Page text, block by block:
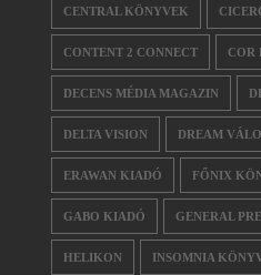
CENTRAL KÖNYVEK
CONTENT 2 CONNECT COR
DECENS MÉDIA MAGAZIN
DELTA VISION DREAM
ERAWAN KIADÓ FŐNIX
GABO KIADÓ GENERAL
HELIKON INSOMNIA